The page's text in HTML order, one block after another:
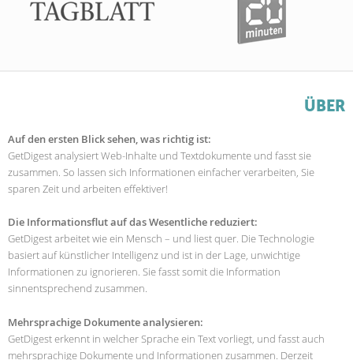
ÜBER
Auf den ersten Blick sehen, was richtig ist:
GetDigest analysiert Web-Inhalte und Textdokumente und fasst sie
zusammen. So lassen sich Informationen einfacher verarbeiten, Sie
sparen Zeit und arbeiten effektiver!
Die Informationsflut auf das Wesentliche reduziert:
GetDigest arbeitet wie ein Mensch – und liest quer. Die Technologie
basiert auf künstlicher Intelligenz und ist in der Lage, unwichtige
Informationen zu ignorieren. Sie fasst somit die Information
sinnentsprechend zusammen.
Mehrsprachige Dokumente analysieren:
GetDigest erkennt in welcher Sprache ein Text vorliegt, und fasst auch
mehrsprachige Dokumente und Informationen zusammen. Derzeit